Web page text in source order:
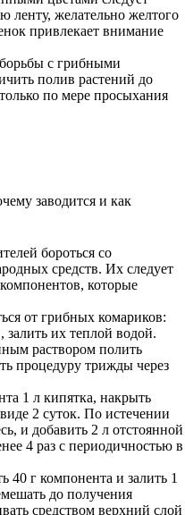
ленту, желательно желтого
привлекает внимание
с грибными
полив растений до
по мере просыхания
заводится и как
бороться со
средств. Их следует
которые
от грибных комариков:
залить их теплой водой.
раствором полить
процедуру трижды через
1 л кипятка, накрыть
2 суток. По истечении
и добавить 2 л отстоянной
4 раз с периодичностью в
40 г компонента и залить 1
до получения
средством верхний слой